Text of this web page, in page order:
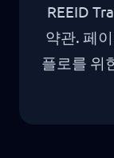
REEID
약관. 페
플로를 위